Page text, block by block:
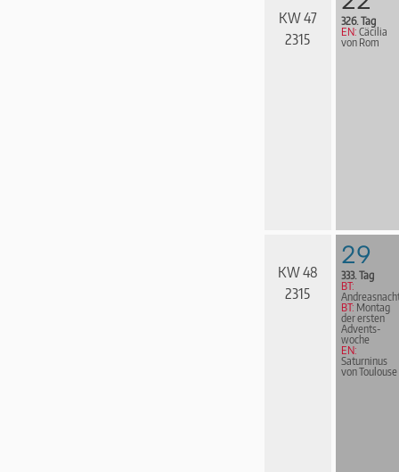
KW 47
2315
326. Tag
EN: Cäcilia
von Rom
KW 48
2315
29
333. Tag
BT:
BT: Montag
der ersten
Advents­
woche
EN:
Saturninus
von Toulouse